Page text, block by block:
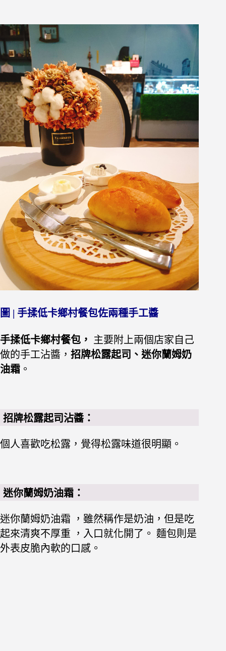
圖 | 手揉低卡鄉村餐包佐兩種手工醬
手揉低卡鄉村餐包， 主要附上兩個店家自己
做的手工沾醬， 招牌松露起司、迷你蘭姆奶
油霜 。
招牌松露起司沾醬：
個人喜歡吃松露，覺得松露味道很明顯。
迷你蘭姆奶油霜：
迷你蘭姆奶油霜 ，雖然稱作是奶油，但是吃
起來清爽不厚重 ，入口就化開了。 麵包則是
外表皮脆內軟的口感。